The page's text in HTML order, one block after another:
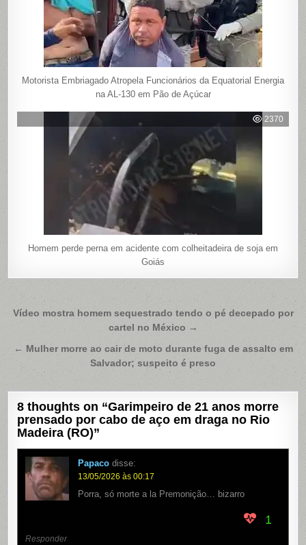
Motorista Embriagado Atropela Funcionários da Equatorial Energia
na AL-130 em Pão de Açúcar
2370
Homem perde perna em acidente com colheitadeira de soja em
Goiás
Navegação
Post
Vídeo mostra homem sequestrado tendo o pé decepado por
cartel no México →
← Mulher morre ao cair de moto durante fuga de assalto em
Salvador; suspeito é preso
8 thoughts on “Garimpeiro de 21 anos morre
prensado por cabo de aço em draga no Rio
Madeira (RO)”
Papaco disse:
13/05/2026 às 00:17
Porra, só morte a la Premonição… bizarro
1
Responder